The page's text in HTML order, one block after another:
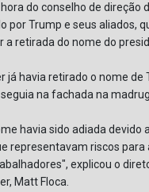
do conselho de direção
por Trump e seus aliados,
a retirada do nome do
já havia retirado o nome de
na fachada na
havia sido adiada devido a
representavam riscos para
explicou o
Matt Floca.